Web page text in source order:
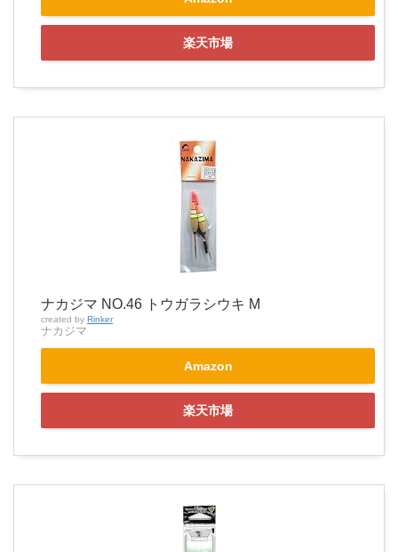
楽天市場
ナカジマ NO.46 トウガラシウキ M
created by Rinker
ナカジマ
Amazon
楽天市場